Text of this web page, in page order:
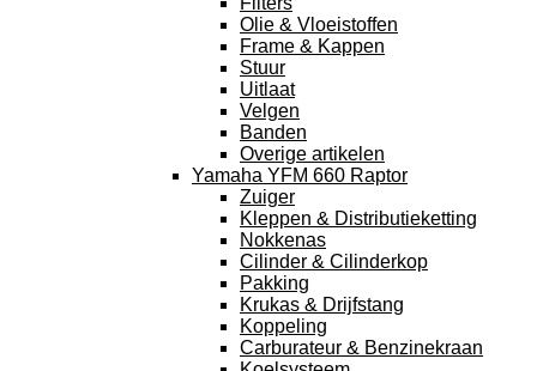
Olie & Vloeistoffen
Frame & Kappen
Stuur
Uitlaat
Velgen
Banden
Overige artikelen
Yamaha YFM 660 Raptor
Zuiger
Kleppen & Distributieketting
Nokkenas
Cilinder & Cilinderkop
Pakking
Krukas & Drijfstang
Koppeling
Carburateur & Benzinekraan